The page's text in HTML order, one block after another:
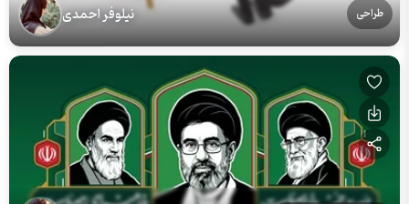
طراحی نیلوفر احمدی